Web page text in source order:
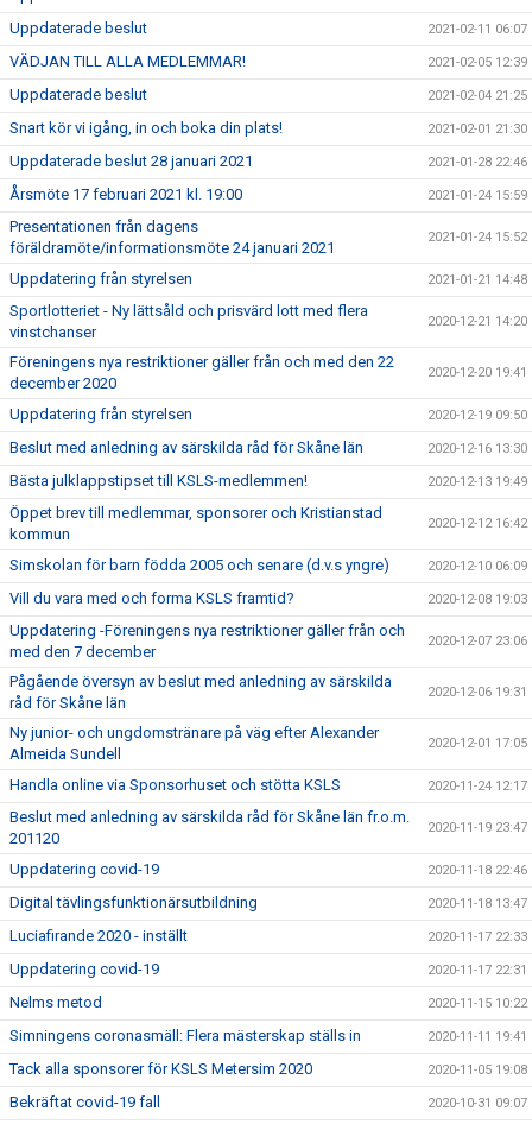
Uppdaterade beslut 2021-02-11 06:07
VÄDJAN TILL ALLA MEDLEMMAR! 2021-02-05 12:39
Uppdaterade beslut 2021-02-04 21:25
Snart kör vi igång, in och boka din plats! 2021-02-01 21:30
Uppdaterade beslut 28 januari 2021 2021-01-28 22:46
Årsmöte 17 februari 2021 kl. 19:00 2021-01-24 15:59
Presentationen från dagens
föräldramöte/informationsmöte 24 januari 2021
2021-01-24 15:52
Uppdatering från styrelsen 2021-01-21 14:48
Sportlotteriet - Ny lättsåld och prisvärd lott med flera
vinstchanser
2020-12-21 14:20
Föreningens nya restriktioner gäller från och med den 22
december 2020
2020-12-20 19:41
Uppdatering från styrelsen 2020-12-19 09:50
Beslut med anledning av särskilda råd för Skåne län 2020-12-16 13:30
Bästa julklappstipset till KSLS-medlemmen! 2020-12-13 19:49
Öppet brev till medlemmar, sponsorer och Kristianstad
kommun
2020-12-12 16:42
Simskolan för barn födda 2005 och senare (d.v.s yngre) 2020-12-10 06:09
Vill du vara med och forma KSLS framtid? 2020-12-08 19:03
Uppdatering -Föreningens nya restriktioner gäller från och
med den 7 december
2020-12-07 23:06
Pågående översyn av beslut med anledning av särskilda
råd för Skåne län
2020-12-06 19:31
Ny junior- och ungdomstränare på väg efter Alexander
Almeida Sundell
2020-12-01 17:05
Handla online via Sponsorhuset och stötta KSLS 2020-11-24 12:17
Beslut med anledning av särskilda råd för Skåne län fr.o.m.
201120
2020-11-19 23:47
Uppdatering covid-19 2020-11-18 22:46
Digital tävlingsfunktionärsutbildning 2020-11-18 13:47
Luciafirande 2020 - inställt 2020-11-17 22:33
Uppdatering covid-19 2020-11-17 22:31
Nelms metod 2020-11-15 10:22
Simningens coronasmäll: Flera mästerskap ställs in 2020-11-11 19:41
Tack alla sponsorer för KSLS Metersim 2020 2020-11-05 19:08
Bekräftat covid-19 fall 2020-10-31 09:07